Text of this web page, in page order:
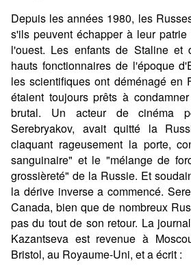
Depuis les années 1980, les
s'ils peuvent échapper à leur
l'ouest. Les enfants de Staline et
hauts fonctionnaires de l'époque
les scientifiques ont déménagé en
étaient toujours prêts à
brutal. Un acteur de cinéma
Serebryakov, avait quitté la
claquant rageusement la porte,
sanguinaire" et le "mélange de
grossièreté" de la Russie. Et
la dérive inverse a commencé.
Canada, bien que de nombreux
pas du tout de son retour. La
Kazantseva est revenue à
Bristol, au Royaume-Uni, et a écrit :